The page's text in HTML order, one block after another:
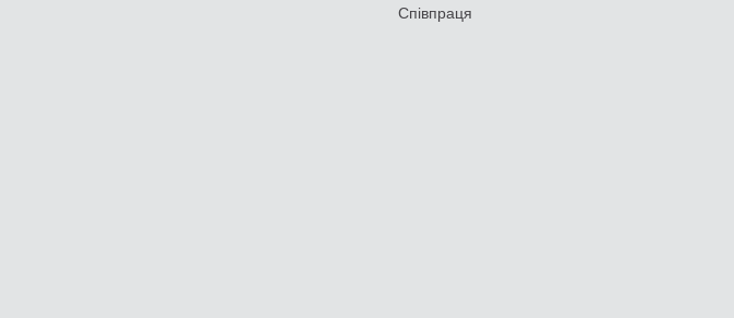
Співпраця